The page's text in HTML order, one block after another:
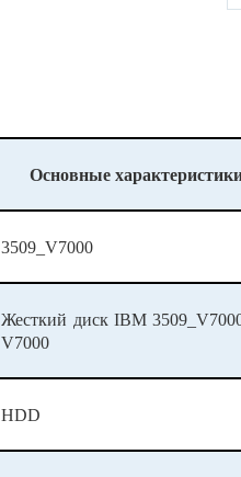
Основные
3509_V7000
Жесткий диск IBM
V7000
HDD